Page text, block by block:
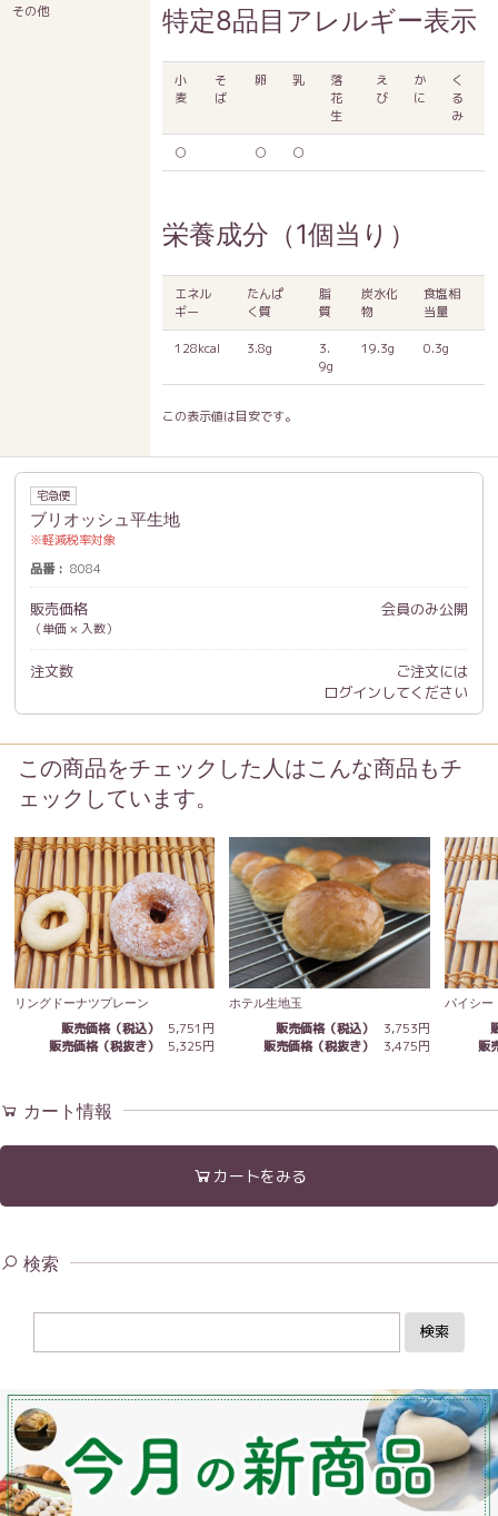
その他 特定8品目アレルギー表示
小
麦
そ
ば
卵 乳
落
花
生
え
び
か
に
く
る
み
○ ○ ○
栄養成分（1個当り）
エネル
ギー
たんぱ
く質
脂
質
炭水化
物
食塩相
当量
128kcal 3.8g
3.
9g
19.3g 0.3g
この表示値は目安です。
宅急便
ブリオッシュ平生地
軽減税率対象
品番
8084
販売価格
（単価 × 入数）
会員のみ公開
注文数
ご注文には
ログイン してください
この商品をチェックした人はこんな商品もチ
ェックしています。
リングドーナツプレーン
販売価格（税込）
5,751円
販売価格（税抜き）
5,325円
ホテル生地玉
販売価格（税込）
3,753円
販売価格（税抜き）
3,475円
パイシー
販
カート情報
カートをみる
検索
検索